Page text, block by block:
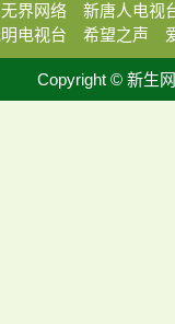
无界网络
新唐人电视
电视台 希望之声
Copyright © 新生